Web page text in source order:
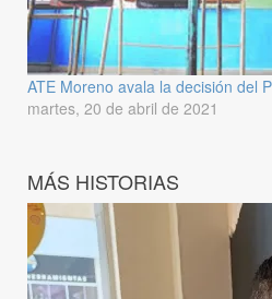
ATE Moreno avala la decisión del
martes, 20 de abril de 2021
MÁS HISTORIAS